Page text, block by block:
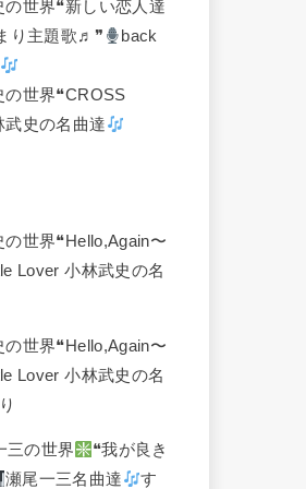
の世界❝新しい恋人達
り主題歌♬❞
back
の世界❝CROSS
武史の名曲達
の世界❝Hello,Again〜
Lover 小林武史の名
の世界❝Hello,Again〜
Lover 小林武史の名
三の世界
❝我が良き
瀬尾一三名曲達 す